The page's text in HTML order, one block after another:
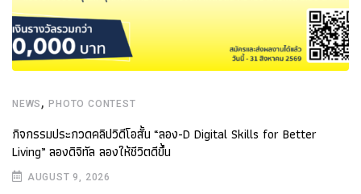
NEWS ,PHOTO CONTEST
กิจกรรมประกวดคลิปวิดีโอสั้น “ลอง-D Digital Skills for Better
Living” ลองดิจิทัล ลองให้ชีวิตดีขึ้น
AUGUST 9, 2026